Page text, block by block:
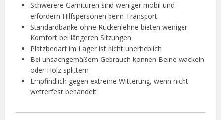
Schwerere Garnituren sind weniger mobil und
erfordern Hilfspersonen beim Transport
Standardbänke ohne Rückenlehne bieten weniger
Komfort bei längeren Sitzungen
Platzbedarf im Lager ist nicht unerheblich
Bei unsachgemäßem Gebrauch können Beine wackeln
oder Holz splittern
Empfindlich gegen extreme Witterung, wenn nicht
wetterfest behandelt